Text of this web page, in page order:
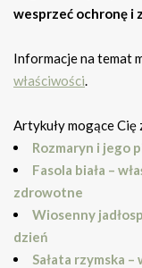
wesprzeć ochronę i
Informacje na temat
właściwości.
Artykuły mogące
Rozmaryn i jego
Fasola biała –
zdrowotne
Wiosenny
dzień
Sałata rzymska